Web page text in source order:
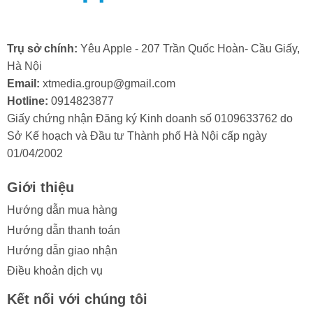
Việc sửa IC sóng iPhone 7 tại Yêu Apple sẽ giúp khôi
phục khả năng kết nối mạng ổn định cho thiết bị của
bạn.
2. Nguyên nhân khiến iPhone 7 phải sửa
IC sóng?
Việc iPhone 7 bị mất sóng hoặc sóng yếu thường là kết
quả của nhiều tác động vật lý và môi trường khác nhau.
Để khắc phục triệt để, bạn cần xác định đúng nguyên
nhân trước khi tiến hành sửa IC sóng iPhone 7:
-Va đập mạnh gây lỗi IC sóng:
Trụ sở chính: Yêu Apple - 207 Trần Quốc Hoàn- Cầu Giấy,
Hà Nội
Email: xtmedia.group@gmail.com
Hotline: 0914823877
Giấy chứng nhận Đăng ký Kinh doanh số 0109633762 do
Sở Kế hoạch và Đầu tư Thành phố Hà Nội cấp ngày
01/04/2002
Giới thiệu
Hướng dẫn mua hàng
Hướng dẫn thanh toán
Hướng dẫn giao nhận
Điều khoản dịch vụ
Kết nối với chúng tôi